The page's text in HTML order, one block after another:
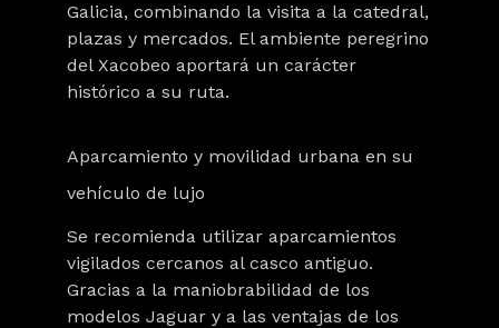
Galicia, combinando la visita a la catedral,
plazas y mercados. El ambiente peregrino
del Xacobeo aportará un carácter
histórico a su ruta.
Aparcamiento y movilidad urbana en su
vehículo de lujo
Se recomienda utilizar aparcamientos
vigilados cercanos al casco antiguo.
Gracias a la maniobrabilidad de los
modelos Jaguar y a las ventajas de los